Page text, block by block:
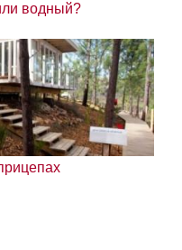
водный?